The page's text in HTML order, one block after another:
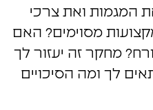
המגמות ואת צרכי
מסוימים? האם
מחקר זה יעזור לך
לך ומה הסיכויים